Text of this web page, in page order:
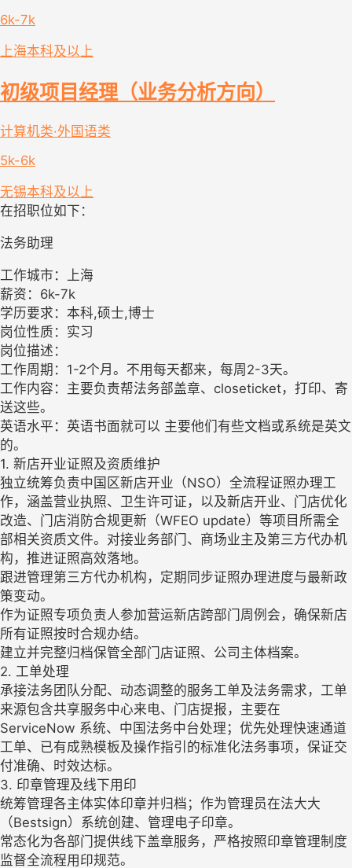
6k-7k
上海本科及以上
初级项目经理（业务分析方向）
计算机类·外国语类
5k-6k
无锡本科及以上
在招职位如下：
法务助理
工作城市：上海
薪资：6k-7k
学历要求：本科,硕士,博士
岗位性质：实习
岗位描述：
工作周期：1-2个月。不用每天都来，每周2-3天。
工作内容：主要负责帮法务部盖章、closeticket，打印、寄
送这些。
英语水平：英语书面就可以 主要他们有些文档或系统是英文
的。
1. 新店开业证照及资质维护
独立统筹负责中国区新店开业（NSO）全流程证照办理工
作，涵盖营业执照、卫生许可证，以及新店开业、门店优化
改造、门店消防合规更新（WFEO update）等项目所需全
部相关资质文件。对接业务部门、商场业主及第三方代办机
构，推进证照高效落地。
跟进管理第三方代办机构，定期同步证照办理进度与最新政
策变动。
作为证照专项负责人参加营运新店跨部门周例会，确保新店
所有证照按时合规办结。
建立并完整归档保管全部门店证照、公司主体档案。
2. 工单处理
承接法务团队分配、动态调整的服务工单及法务需求，工单
来源包含共享服务中心来电、门店提报，主要在
ServiceNow 系统、中国法务中台处理；优先处理快速通道
工单、已有成熟模板及操作指引的标准化法务事项，保证交
付准确、时效达标。
3. 印章管理及线下用印
统筹管理各主体实体印章并归档；作为管理员在法大大
（Bestsign）系统创建、管理电子印章。
常态化为各部门提供线下盖章服务，严格按照印章管理制度
监督全流程用印规范。